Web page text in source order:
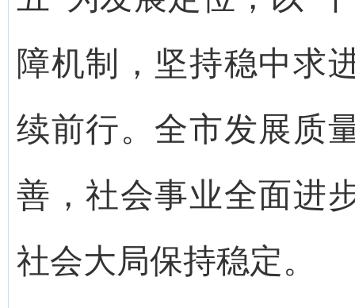
障机制，坚持稳中求
续前行。全市发展质
善，社会事业全面进
社会大局保持稳定。